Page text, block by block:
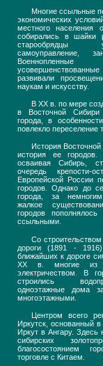
Многие ссыльные
экономических
местного населения
собирались в шайки
старообрядцы
самоуправление,
Военнопленные
развивали
наукам и искусству.
В XX в. по мере
в Восточной Сибири
города, в
повлекло переселение
История
история ее городов.
осваивая Сибирь,
очередь крепости-
Европейской России
городов. Однако до
города, за
жалкое
городов
ссыльными.
Со
дороги (1891 -
ближайших к дороге
XX в. многие из
электричеством. В
строились
одноэтажные дома
многоэтажными.
Центром всего
Иркутск, основанный
Иркут в Ангару. Здесь
сибирских
благосостоянием
торговле с Китаем.